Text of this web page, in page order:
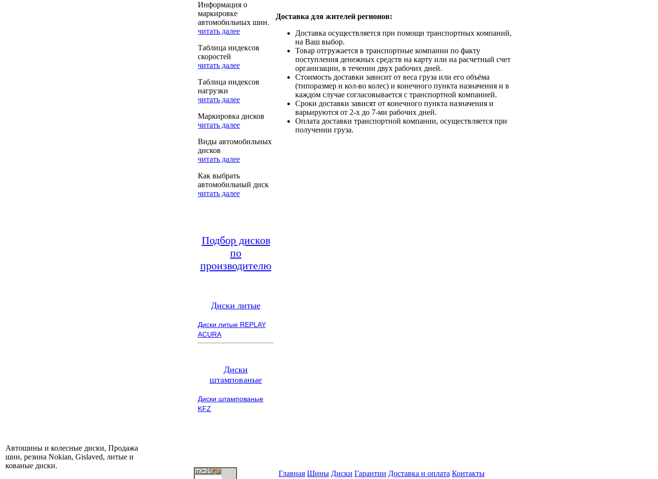
Информация о
маркировке
автомобильных шин.
читать далее
Таблица индексов
скоростей
читать далее
Таблица индексов
нагрузки
читать далее
Маркировка дисков
читать далее
Виды автомобильных
дисков
читать далее
Как выбрать
автомобильный диск
читать далее
Подбор дисков
по
производителю
Диски литые
Диски литые REPLAY
ACURA
Диски
штампованые
Диски штампованые
KFZ
Доставка для жителей регионов:
Доставка осуществляется при помощи транспортных компаний,
на Ваш выбор.
Товар отгружается в транспортные компании по факту
поступления денежных средств на карту или на расчетный счет
организации, в течении двух рабочих дней.
Стоимость доставки зависит от веса груза или его объёма
(типоразмер и кол-во колес) и конечного пункта назначения и в
каждом случае согласовывается с транспортной компанией.
Сроки доставки зависят от конечного пункта назначения и
варьируются от 2-х до 7-ми рабочих дней.
Оплата доставки транспортной компании, осуществляется при
получении груза.
Автошины и колесные диски, Продажа
шин, резина Nokian, Gislaved, литые и
кованые диски.
Главная Шины Диски Гарантии Доставка и оплата Контакты